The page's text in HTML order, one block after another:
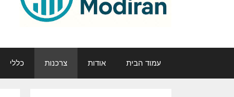
עמוד הבית אודות צרכנות כללי